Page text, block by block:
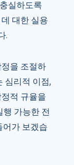
실하도록
대한 실용
.
을 조절하
심리적 이점,
적 규율을
행 가능한 전
어가 보겠습